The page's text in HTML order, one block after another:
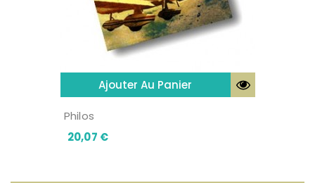
Ajouter Au Panier
Philos
20,07 €Prix